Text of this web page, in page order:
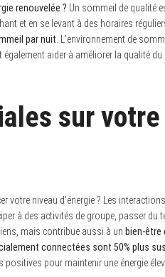
renouvelée ? Un sommeil de qualité
et en se levant à des horaires
par nuit . L’environnement de
aider à améliorer la qualité
sur votre
votre niveau d'énergie ? Les
à des activités de groupe, passer du
mais contribue aussi à un bien-
connectées sont 50% plus
positives pour maintenir une énergie